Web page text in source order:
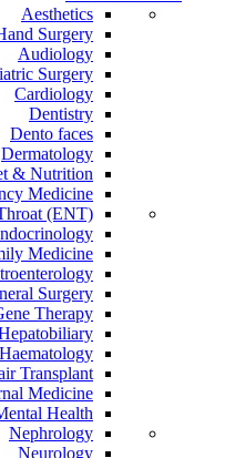
Aesthetics
Surgery
Audiology
Surgery
Cardiology
Dentistry
Dento faces
Dermatology
& Nutrition
Medicine
(ENT)
Medicine
Surgery
Therapy
Haematology
Transplant
Medicine
Health
Nephrology
Neurology